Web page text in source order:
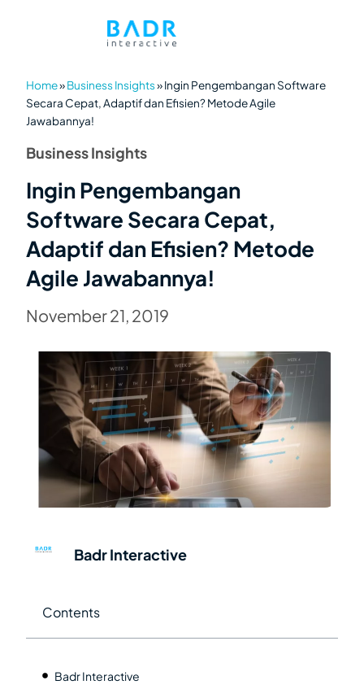
Home»Business Insights»Ingin Pengembangan Software
Secara Cepat, Adaptif dan Efisien? Metode Agile
Jawabannya!
Business Insights
Ingin Pengembangan
Software Secara Cepat,
Adaptif dan Efisien? Metode
Agile Jawabannya!
November 21, 2019
Badr Interactive
Contents
Badr Interactive